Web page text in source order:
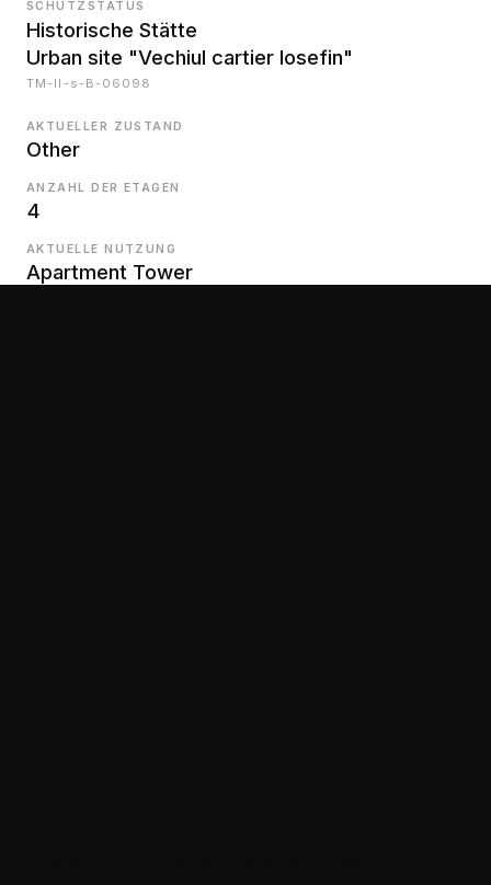
SCHUTZSTATUS
Historische Stätte
Urban site "Vechiul cartier Iosefin"
TM-II-s-B-06098
AKTUELLER ZUSTAND
Other
ANZAHL DER ETAGEN
4
AKTUELLE NUTZUNG
Apartment Tower